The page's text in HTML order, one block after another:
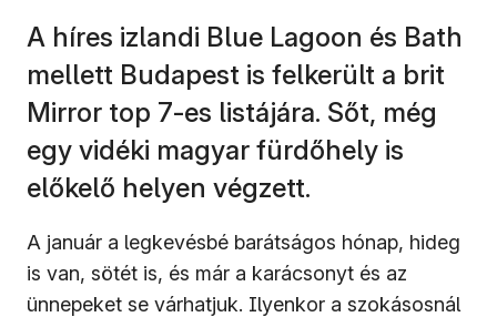
A híres izlandi Blue Lagoon és Bath
mellett Budapest is felkerült a brit
Mirror top 7-es listájára. Sőt, még
egy vidéki magyar fürdőhely is
előkelő helyen végzett.
A január a legkevésbé barátságos hónap, hideg
is van, sötét is, és már a karácsonyt és az
ünnepeket se várhatjuk. Ilyenkor a szokásosnál